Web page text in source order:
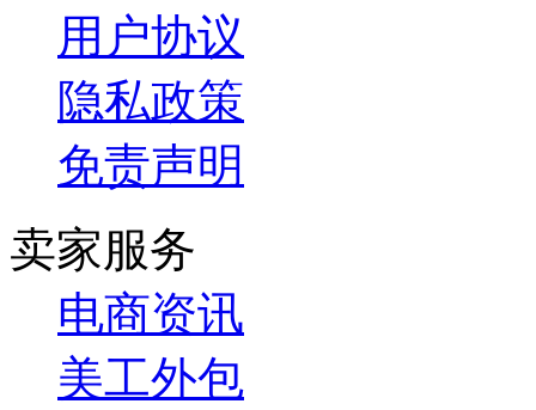
用户协议
隐私政策
免责声明
卖家服务
电商资讯
美工外包